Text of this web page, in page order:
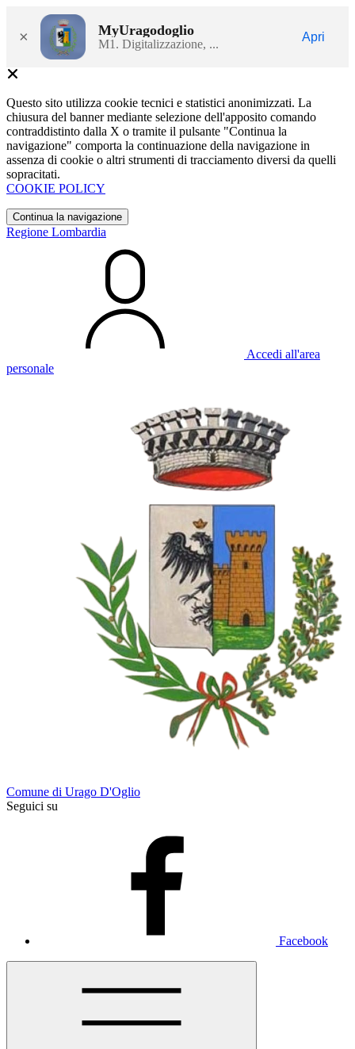
× MyUragodoglio
M1. Digitalizzazione, ...
Apri
Questo sito utilizza cookie tecnici e statistici anonimizzati. La
chiusura del banner mediante selezione dell'apposito comando
contraddistinto dalla X o tramite il pulsante "Continua la
navigazione" comporta la continuazione della navigazione in
assenza di cookie o altri strumenti di tracciamento diversi da quelli
sopracitati.
COOKIE POLICY
Continua la navigazione
Regione Lombardia
Accedi all'area
personale
Comune di Urago D'Oglio
Seguici su
Facebook